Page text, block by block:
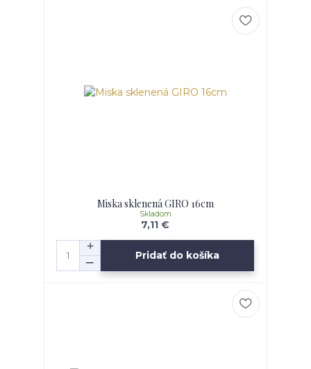
Miska sklenená GIRO 16cm
7,11 €
Skladom
Pridať do košíka